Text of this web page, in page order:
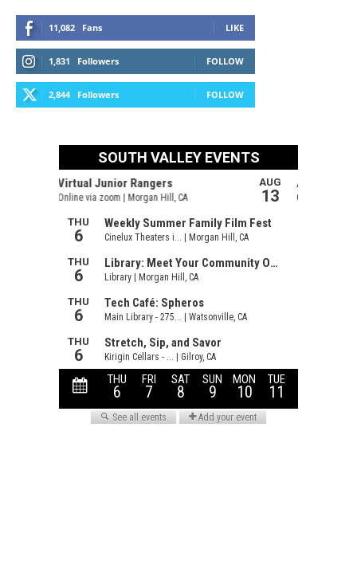
11,082 Fans LIKE
1,831 Followers FOLLOW
2,844 Followers FOLLOW